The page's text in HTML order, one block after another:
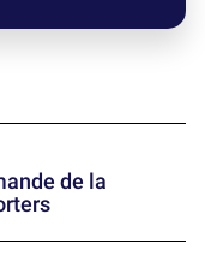
de la